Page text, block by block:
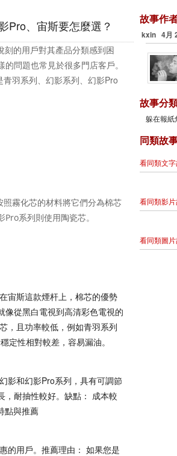
Pro、宙斯要怎麼選？
的用戶對其產品分類感到困
問題也常見於很多門店客戶。
羽系列、幻影系列、幻影Pro
霧化芯的材料將它們分為棉芯
系列則使用陶瓷芯。
宙斯這款煙杆上，棉芯的優勢
像從黑白電視到高清彩色電視的
，且功率較低，例如青羽系列
定性相對較差，容易漏油。
影和幻影Pro系列，具有可調節
，耐抽性較好。缺點： 成本較
點與推薦
的用戶。推薦理由： 如果您是
故事作
kxin 4月
故事分
躲在報紙
同類故
看同類文
看同類影
看同類圖